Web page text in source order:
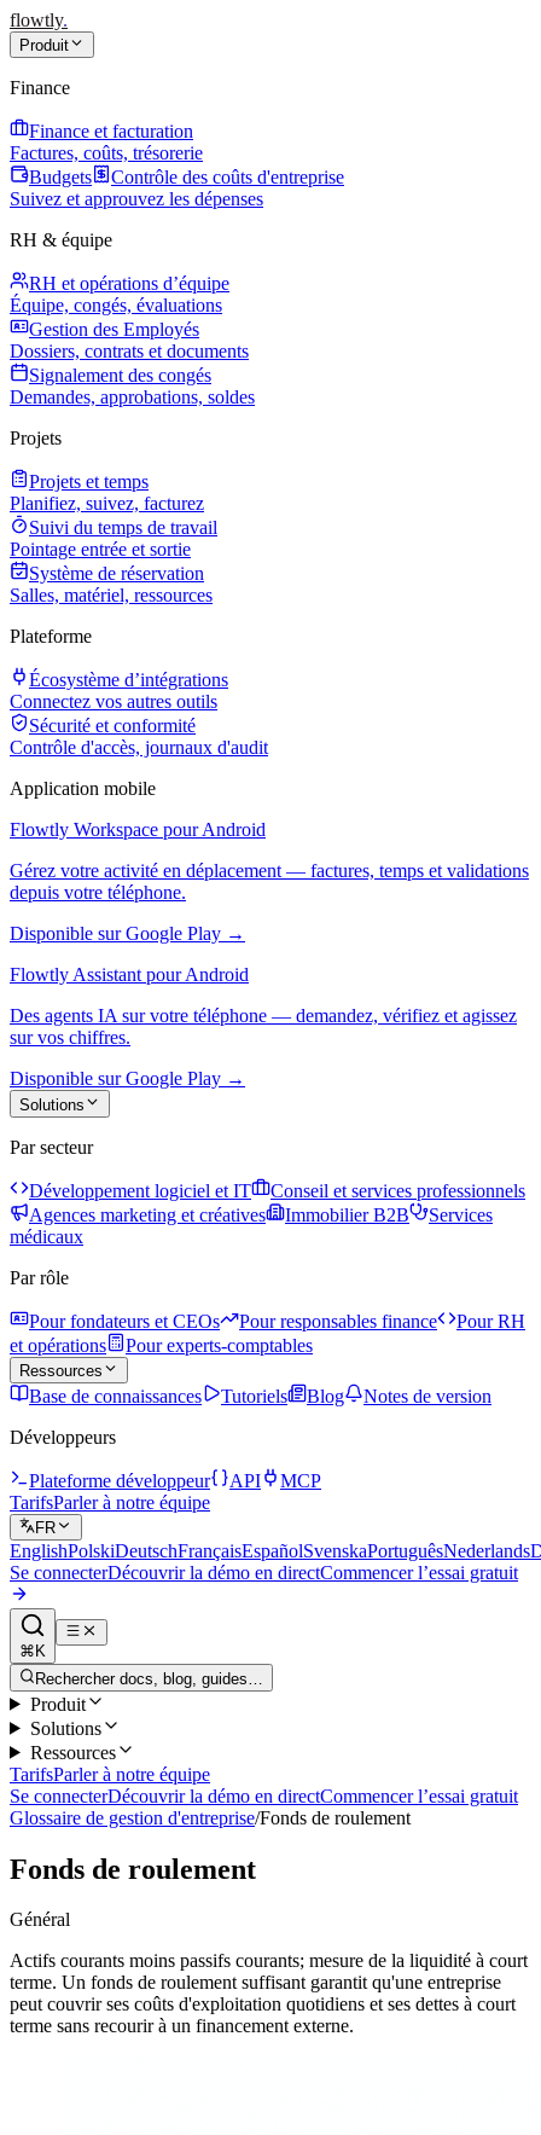
flowtly.
Produit
Finance
Finance et facturation
Factures, coûts, trésorerie
Budgets
Contrôle des coûts d'entreprise
Suivez et approuvez les dépenses
RH & équipe
RH et opérations d’équipe
Équipe, congés, évaluations
Gestion des Employés
Dossiers, contrats et documents
Signalement des congés
Demandes, approbations, soldes
Projets
Projets et temps
Planifiez, suivez, facturez
Suivi du temps de travail
Pointage entrée et sortie
Système de réservation
Salles, matériel, ressources
Plateforme
Écosystème d’intégrations
Connectez vos autres outils
Sécurité et conformité
Contrôle d'accès, journaux d'audit
Application mobile
Flowtly Workspace pour Android
Gérez votre activité en déplacement — factures, temps et validations
depuis votre téléphone.
Disponible sur Google Play →
Flowtly Assistant pour Android
Des agents IA sur votre téléphone — demandez, vérifiez et agissez
sur vos chiffres.
Disponible sur Google Play →
Solutions
Par secteur
Développement logiciel et IT
Conseil et services professionnels
Agences marketing et créatives
Immobilier B2B
Services
médicaux
Par rôle
Pour fondateurs et CEOs Pour responsables finance
Pour RH
et opérations
Pour experts-comptables
Ressources
Base de connaissances Tutoriels Blog
Notes de version
Développeurs
Plateforme développeur API
MCP
TarifsParler à notre équipe
FR
EnglishPolskiDeutschFrançaisEspañolSvenskaPortuguêsNederlands
Se connecterDécouvrir la démo en directCommencer l’essai gratuit
⌘K
Rechercher docs, blog, guides…
Produit
Solutions
Ressources
TarifsParler à notre équipe
Se connecterDécouvrir la démo en directCommencer l’essai gratuit
Glossaire de gestion d'entreprise/Fonds de roulement
Fonds de roulement
Général
Actifs courants moins passifs courants; mesure de la liquidité à court
terme. Un fonds de roulement suffisant garantit qu'une entreprise
peut couvrir ses coûts d'exploitation quotidiens et ses dettes à court
terme sans recourir à un financement externe.